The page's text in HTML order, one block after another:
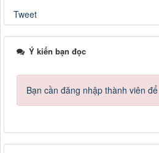
Tweet
Ý kiến bạn đọc
Bạn cần đăng nhập thành viên